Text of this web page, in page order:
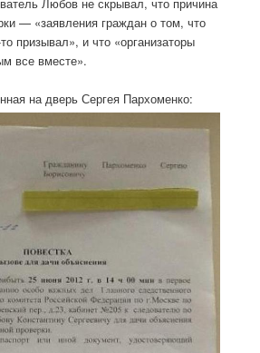
— «заявления граждан о том, что
призывал», и что «организаторы
все вместе».
на дверь Сергея Пархоменко: